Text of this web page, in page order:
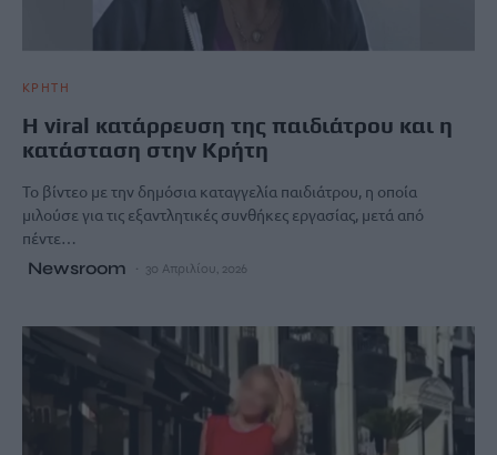
ΚΡΗΤΗ
Η viral κατάρρευση της παιδιάτρου και η
κατάσταση στην Κρήτη
Το βίντεο με την δημόσια καταγγελία παιδιάτρου, η οποία
μιλούσε για τις εξαντλητικές συνθήκες εργασίας, μετά από
πέντε…
Newsroom 30 Απριλίου, 2026